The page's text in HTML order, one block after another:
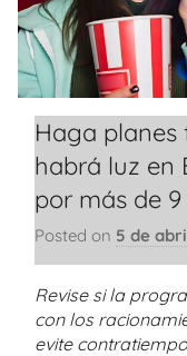
Haga
habrá luz en
por más de
Posted on 5 de
Revise si la
con los
evite